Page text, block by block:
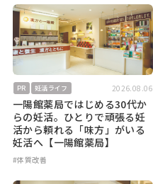
PR 妊活ライフ 2026.08.06
一陽館薬局ではじめる30代か
らの妊活。ひとりで頑張る妊
活から頼れる「味方」がいる
妊活へ【一陽館薬局】
#体質改善